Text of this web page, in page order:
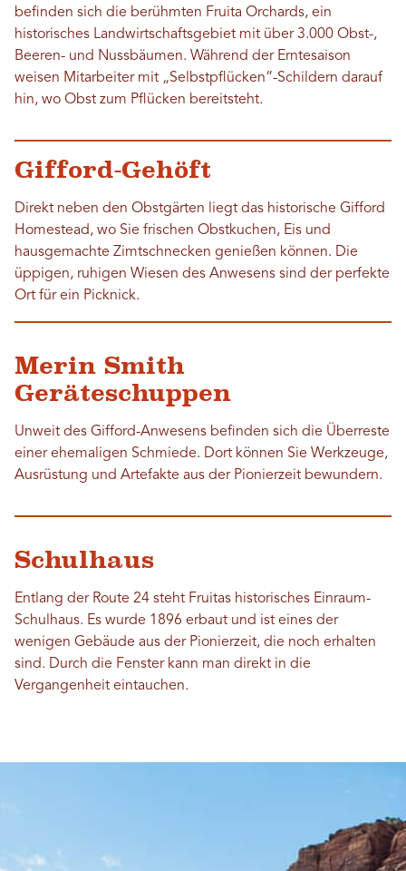
befinden sich die berühmten Fruita Orchards, ein
historisches Landwirtschaftsgebiet mit über 3.000 Obst-,
Beeren- und Nussbäumen. Während der Erntesaison
weisen Mitarbeiter mit „Selbstpflücken“-Schildern darauf
hin, wo Obst zum Pflücken bereitsteht.
Gifford-Gehöft
Direkt neben den Obstgärten liegt das historische Gifford
Homestead, wo Sie frischen Obstkuchen, Eis und
hausgemachte Zimtschnecken genießen können. Die
üppigen, ruhigen Wiesen des Anwesens sind der perfekte
Ort für ein Picknick.
Merin Smith
Geräteschuppen
Unweit des Gifford-Anwesens befinden sich die Überreste
einer ehemaligen Schmiede. Dort können Sie Werkzeuge,
Ausrüstung und Artefakte aus der Pionierzeit bewundern.
Schulhaus
Entlang der Route 24 steht Fruitas historisches Einraum-
Schulhaus. Es wurde 1896 erbaut und ist eines der
wenigen Gebäude aus der Pionierzeit, die noch erhalten
sind. Durch die Fenster kann man direkt in die
Vergangenheit eintauchen.